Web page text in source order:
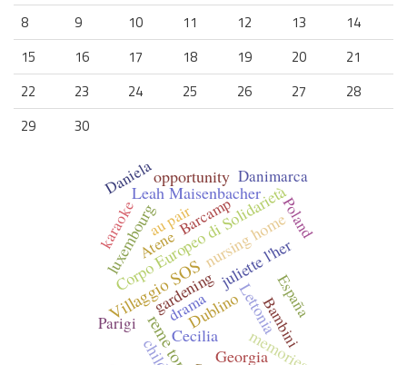
8
9 10 11 12 13
14
15
16 17 18 19 20
21
22
23 24 25 26 27
28
29
30
Villaggio SOS
Cecilia
Corpo Europeo di Solidarietà
Dublino
gardening
Georgia
juliette l'her
Leah Maisenbacher
Lettonia
luxembourg
memories
nursing home
opportunity
Atene
au pair
Bambini
Barcamp
Daniela Danimarca
drama España
karaoke
Parigi
Poland